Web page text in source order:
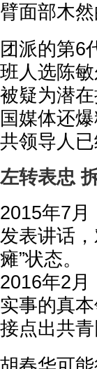
臂面部木
团派的第6
班人选陈
被疑为潜
国媒体还
共领导人
左转表忠
2015年7月
发表讲话
瘫”状态。
2016年2月
实事的真
接点出共青